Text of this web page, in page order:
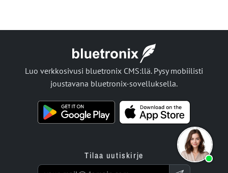
Luo verkkosivusi bluetronix CMS:llä. Pysy mobiilisti
joustavana bluetronix-sovelluksella.
Tilaa uutiskirje